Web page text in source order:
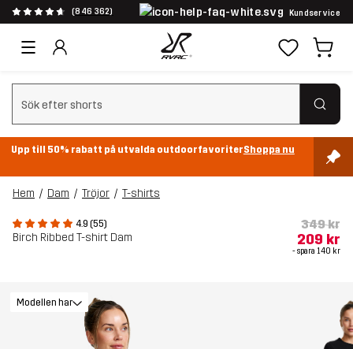
(846 362) Kundservice
Rensa sök
Upp till 50% rabatt på utvalda outdoorfavoriterShoppa nu
Hem Dam Tröjor T-shirts
4.9 (55)
Birch Ribbed T-shirt Dam
349 kr
209 kr
- spara 140 kr
Modellen har